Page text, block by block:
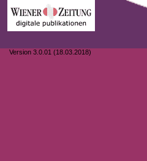
Version 3.0.01 (18.03.2018)